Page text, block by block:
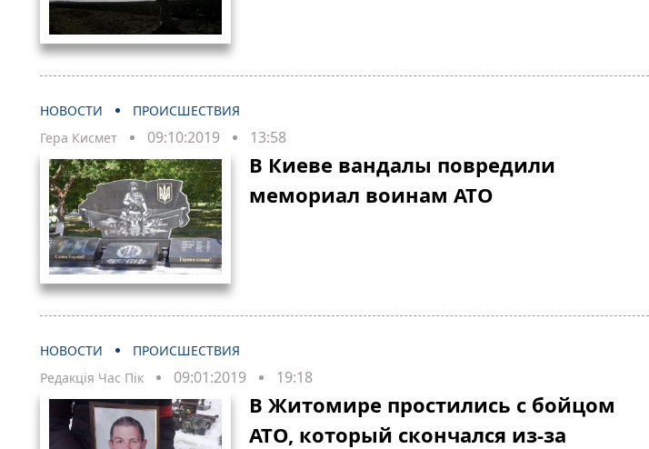
НОВОСТИ
ПРОИСШЕСТВИЯ
Гера Кисмет
09:10:2019 13:58
В Киеве вандалы повредили
мемориал воинам АТО
НОВОСТИ
ПРОИСШЕСТВИЯ
Редакція Час Пік
09:01:2019 19:18
В Житомире простились с бойцом
АТО, который скончался из-за